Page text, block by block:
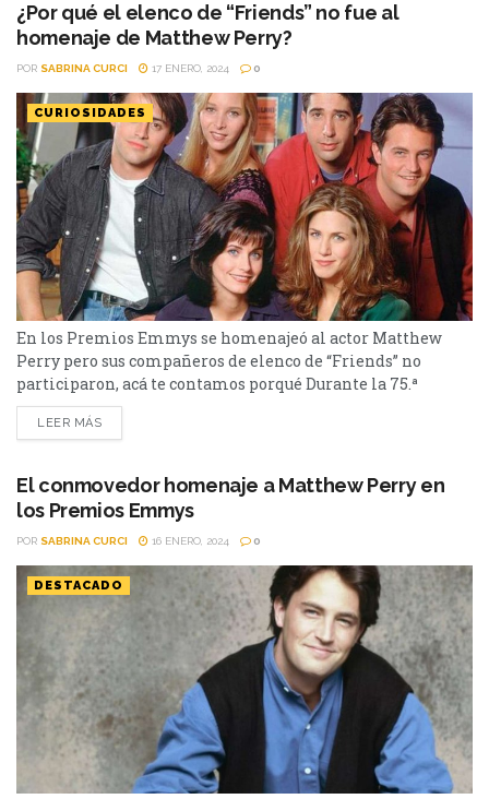
¿Por qué el elenco de “Friends” no fue al
homenaje de Matthew Perry?
POR SABRINA CURCI 17 ENERO, 2024 0
CURIOSIDADES
En los Premios Emmys se homenajeó al actor Matthew
Perry pero sus compañeros de elenco de “Friends” no
participaron, acá te contamos porqué Durante la 75.ª
ceremonia de los premios Emmys en el segmento In
Memoriam se recordó a muchas de las estrellas fallecidas
y “I’ll Be There For...
LEER MÁS
El conmovedor homenaje a Matthew Perry en
los Premios Emmys
POR SABRINA CURCI 16 ENERO, 2024 0
DESTACADO